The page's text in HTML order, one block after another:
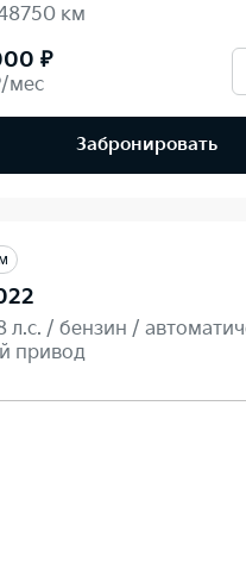
км
₽
мес
Забронировать
л.c. / бензин /
привод